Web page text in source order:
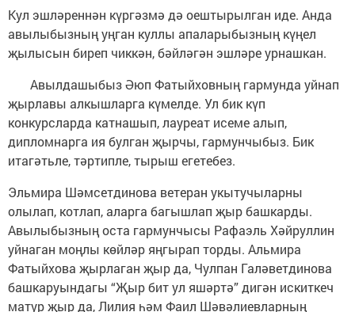
Кул эшләреннән күргәзмә дә оештырылган иде. Анда
авылыбызның уңган куллы апаларыбызның күңел
җылысын биреп чиккән, бәйләгән эшләре урнашкан.
Авылдашыбыз Әюп Фатыйховның гармунда уйнап
җырлавы алкышларга күмелде. Ул бик күп
конкурсларда катнашып, лауреат исеме алып,
дипломнарга ия булган җырчы, гармунчыбыз. Бик
итагәтьле, тәртипле, тырыш егетебез.
Эльмира Шәмсетдинова ветеран укытучыларны
олылап, котлап, аларга багышлап җыр башкарды.
Авылыбызның оста гармунчысы Рафаэль Хәйруллин
уйнаган моңлы көйләр яңгырап торды. Альмира
Фатыйхова җырлаган җыр да, Чулпан Галәветдинова
башкаруындагы “Җыр бит ул яшәртә” дигән искиткеч
матур җыр да, Лилия һәм Фаил Шәвәлиевларның